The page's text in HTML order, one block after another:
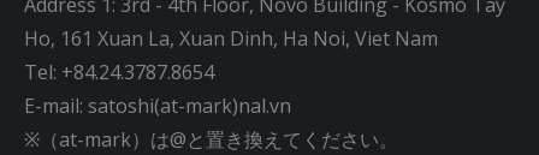
Ho, 161 Xuan La, Xuan Dinh, Ha Noi, Viet Nam
Tel: +84.24.3787.8654
E-mail: satoshi(at-mark)nal.vn
※（at-mark）は@と置き換えてください。